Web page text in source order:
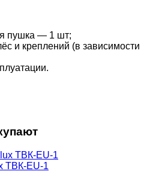
пушка — 1 шт;
и креплений (в зависимости
ТВК-EU-1